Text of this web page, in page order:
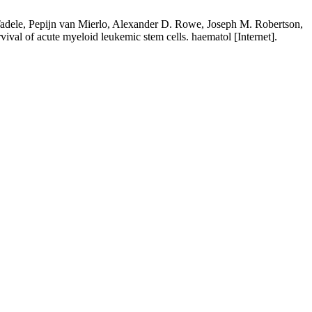
Pepijn van Mierlo, Alexander D. Rowe, Joseph M. Robertson,
of acute myeloid leukemic stem cells. haematol [Internet].